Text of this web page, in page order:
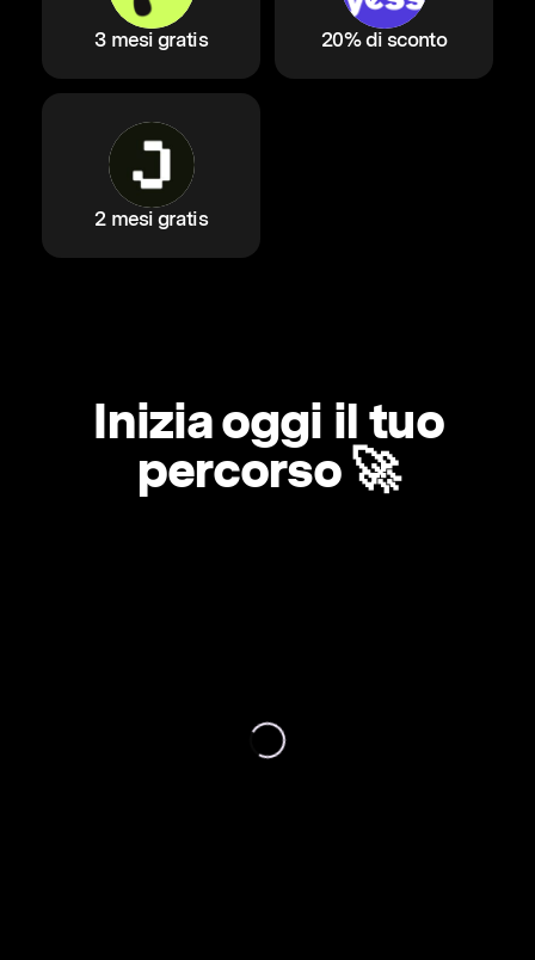
3 mesi gratis 20% di sconto
2 mesi gratis
Inizia oggi il tuo
percorso 🚀